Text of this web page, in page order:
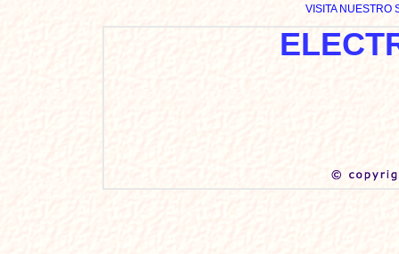
VISITA NUESTRO